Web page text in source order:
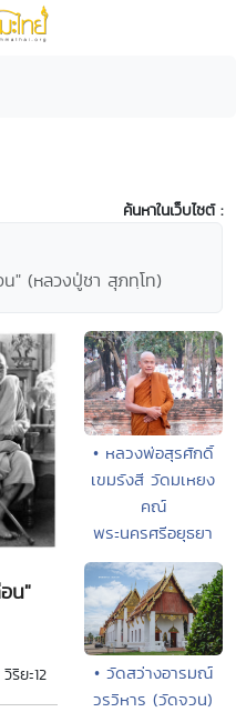
ค้นหาในเว็บไซต์ :
(หลวงปู่ชา สุภทฺโท)
น"
วิริยะ12
• หลวงพ่อสุรศักดิ์
เขมรังสี วัดมเหยง
คณ์
พระนครศรีอยุธยา
• วัดสว่างอารมณ์
วรวิหาร (วัดจวน)